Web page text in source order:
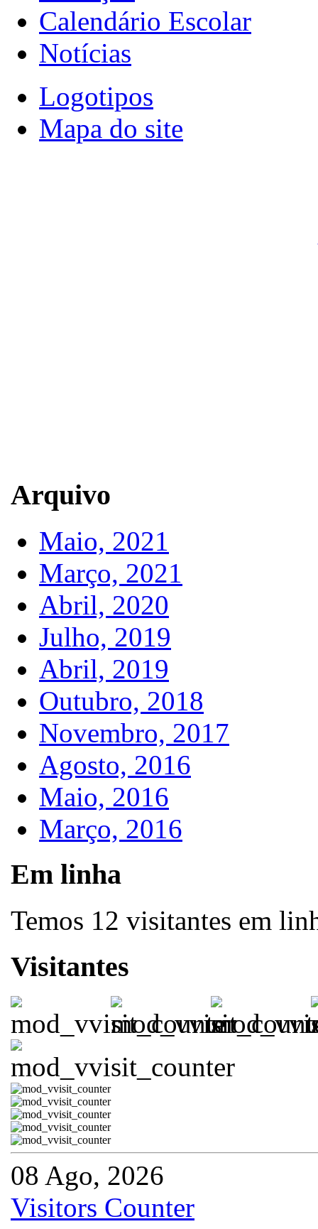
Calendário Escolar
Notícias
Logotipos
Mapa do site
Arquivo
Maio, 2021
Março, 2021
Abril, 2020
Julho, 2019
Abril, 2019
Outubro, 2018
Novembro, 2017
Agosto, 2016
Maio, 2016
Março, 2016
Em linha
Temos 12 visitantes em
Visitantes
08 Ago, 2026
Visitors Counter